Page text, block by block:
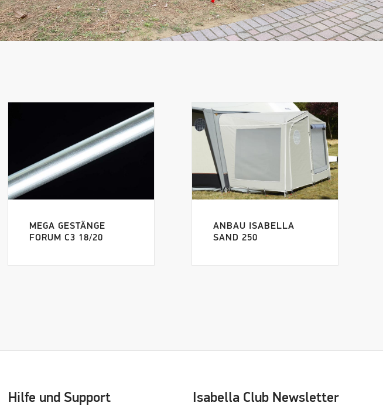
MEGA GESTÄNGE
FORUM C3 18/20
ANBAU ISABELLA
SAND 250
Hilfe und Support Isabella Club Newsletter